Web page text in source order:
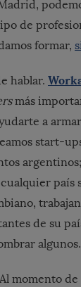
de
formar,
hablar.
más
a
start-
país
de su
algunos.
momento